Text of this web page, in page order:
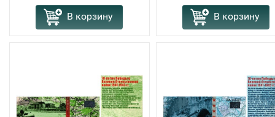
В корзину В корзину